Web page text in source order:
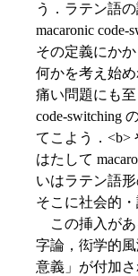
う．ラテン語
macaronic
その定義にか
何かを考え始
痛い問題にも
code-switching
てこよう．<b>
はたして
いはラテン語
そこに社会的
この挿入があ
字論，衒学的
意義」が付加